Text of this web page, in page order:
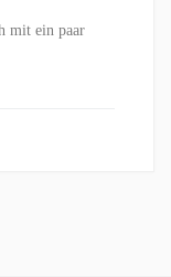
mit ein paar